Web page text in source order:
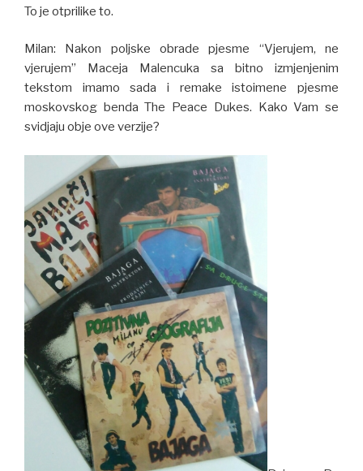
To je otprilike to.
Milan: Nakon poljske obrade pjesme “Vjerujem, ne
vjerujem” Maceja Malencuka sa bitno izmjenjenim
tekstom imamo sada i remake istoimene pjesme
moskovskog benda The Peace Dukes. Kako Vam se
svidjaju obje ove verzije?